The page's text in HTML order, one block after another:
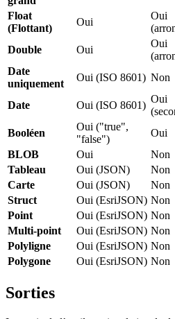
Float
(Flottant)
Oui
Oui
Double Oui
Oui
Date
uniquement
Oui (ISO 8601) Non
Date Oui (ISO 8601)
Oui
Booléen
Oui ("true",
"false")
Oui
BLOB
Oui Non
Tableau
Oui (JSON) Non
Carte
Oui (JSON) Non
Struct
Oui (EsriJSON) Non
Point
Oui (EsriJSON) Non
Multi-point
Oui (EsriJSON) Non
Polyligne
Oui (EsriJSON) Non
Polygone
Oui (EsriJSON) Non
Sorties